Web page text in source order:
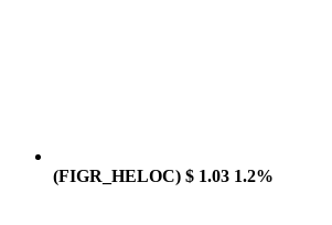
(FIGR_HELOC) $ 1.03 1.2%